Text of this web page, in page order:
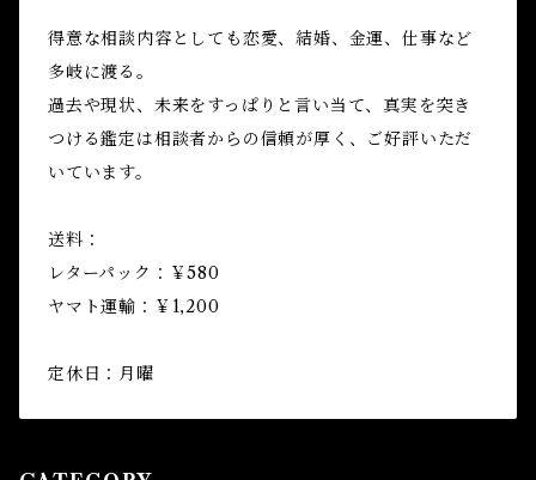
得意な相談内容としても恋愛、結婚、金運、仕事など
多岐に渡る。
過去や現状、未来をすっぱりと言い当て、真実を突き
つける鑑定は相談者からの信頼が厚く、ご好評いただ
いています。
送料：
レターパック：￥580
ヤマト運輸：￥1,200
定休日：月曜